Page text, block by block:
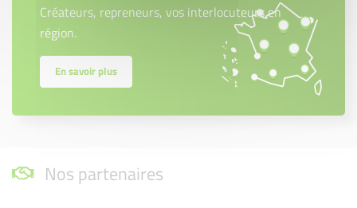
Créateurs, repreneurs, vos interlocuteurs en
région.
En savoir plus
Nos partenaires